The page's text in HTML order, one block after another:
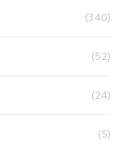
(340)
(52)
(24)
(5)